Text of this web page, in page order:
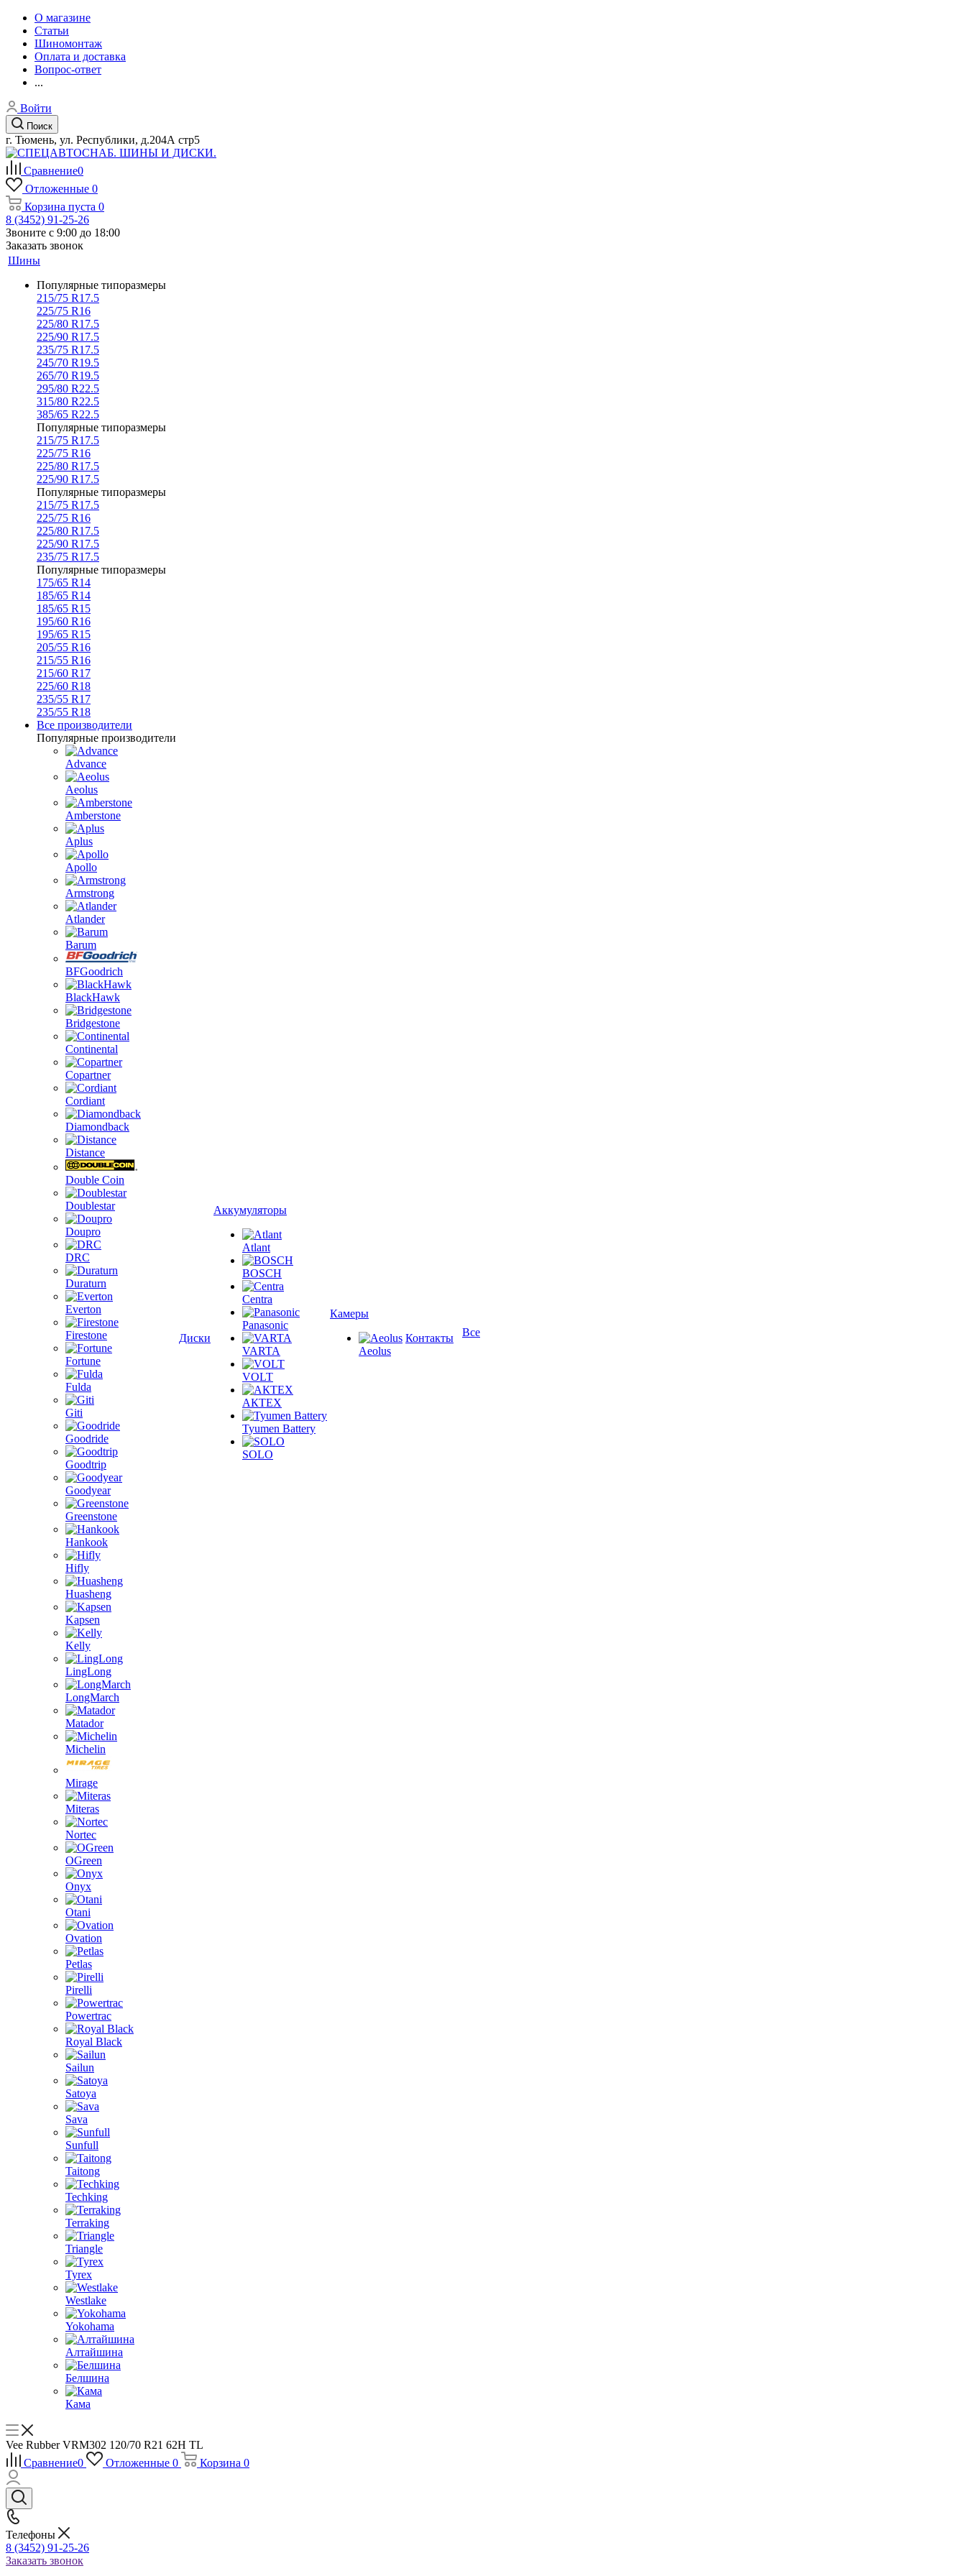
О магазине
Статьи
Шиномонтаж
Оплата и доставка
Вопрос-ответ
...
Войти
Поиск
г. Тюмень, ул. Республики, д.204А стр5
Сравнение0
Отложенные 0
Корзина пуста 0
8 (3452) 91-25-26
Звоните с 9:00 до 18:00
Заказать звонок
Шины
Популярные типоразмеры
215/75 R17.5
225/75 R16
225/80 R17.5
225/90 R17.5
235/75 R17.5
245/70 R19.5
265/70 R19.5
295/80 R22.5
315/80 R22.5
385/65 R22.5
Популярные типоразмеры
215/75 R17.5
225/75 R16
225/80 R17.5
225/90 R17.5
Популярные типоразмеры
215/75 R17.5
225/75 R16
225/80 R17.5
225/90 R17.5
235/75 R17.5
Популярные типоразмеры
175/65 R14
185/65 R14
185/65 R15
195/60 R16
195/65 R15
205/55 R16
215/55 R16
215/60 R17
225/60 R18
235/55 R17
235/55 R18
Все производители
Популярные производители
Advance
Aeolus
Amberstone
Aplus
Apollo
Armstrong
Atlander
Barum
BFGoodrich
BlackHawk
Bridgestone
Continental
Copartner
Cordiant
Diamondback
Distance
Double Coin
Doublestar
Doupro
DRC
Duraturn
Everton
Firestone
Fortune
Fulda
Giti
Goodride
Goodtrip
Goodyear
Greenstone
Hankook
Hifly
Huasheng
Kapsen
Kelly
LingLong
LongMarch
Matador
Michelin
Mirage
Miteras
Nortec
OGreen
Onyx
Otani
Ovation
Petlas
Pirelli
Powertrac
Royal Black
Sailun
Satoya
Sava
Sunfull
Taitong
Techking
Terraking
Triangle
Tyrex
Westlake
Yokohama
Алтайшина
Белшина
Кама
Диски
Аккумуляторы
Atlant
BOSCH
Centra
Panasonic
VARTA
VOLT
АКТЕХ
Tyumen Battery
SOLO
Камеры
Aeolus
Контакты Все
Vee Rubber VRM302 120/70 R21 62H TL
Сравнение0 Отложенные 0 Корзина 0
Телефоны
8 (3452) 91-25-26
Заказать звонок